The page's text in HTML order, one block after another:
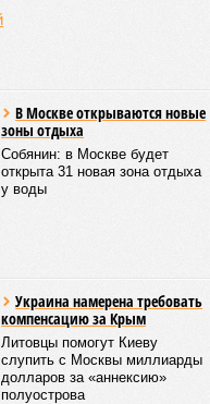
В Москве открываются новые
зоны отдыха
Собянин: в Москве будет
открыта 31 новая зона отдыха
у воды
Украина намерена требовать
компенсацию за Крым
Литовцы помогут Киеву
слупить с Москвы миллиарды
долларов за «аннексию»
полуострова